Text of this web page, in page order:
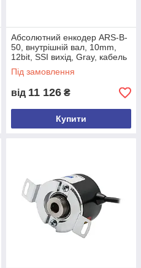
Абсолютний енкодер ARS-B-
50, внутрішній вал, 10mm,
12bit, SSI вихід, Gray, кабель
3м, задній+спираль
Під замовлення
від 11 126 ₴
Купити